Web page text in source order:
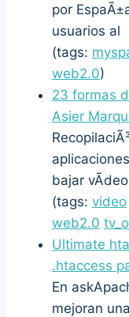
por
usuarios al
(tags:
web2.0)
23 formas
Asier
bajar
(tags: video
web2.0
Ultimate
.htaccess
En
mejoran